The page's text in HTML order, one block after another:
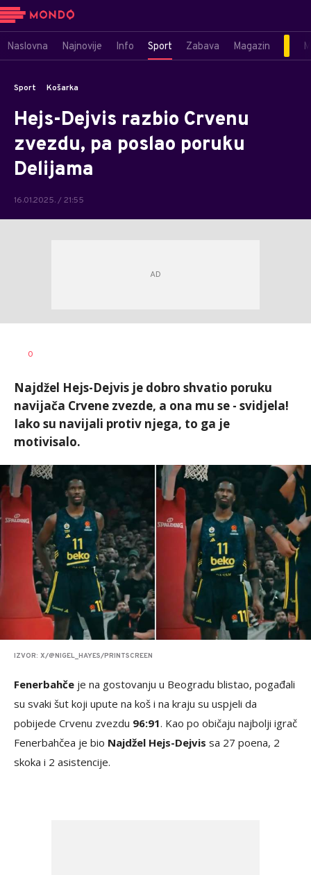
Naslovna Najnovije Info Sport Zabava Magazin
Sport Košarka
Hejs-Dejvis razbio Crvenu
zvezdu, pa poslao poruku
Delijama
16.01.2025. / 21:55
AUTOR
0
Najdžel Hejs-Dejvis je dobro shvatio poruku
navijača Crvene zvezde, a ona mu se - svidjela!
Iako su navijali protiv njega, to ga je
motivisalo.
IZVOR: X/@NIGEL_HAYES/PRINTSCREEN
Fenerbahče je na gostovanju u Beogradu blistao, pogađali
su svaki šut koji upute na koš i na kraju su uspjeli da
pobijede Crvenu zvezdu 96:91. Kao po običaju najbolji igrač
Fenerbahčea je bio Najdžel Hejs-Dejvis sa 27 poena, 2
skoka i 2 asistencije.